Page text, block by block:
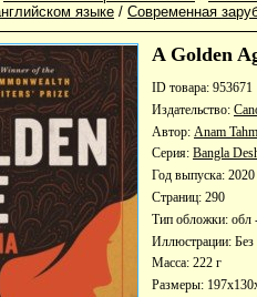
языке / Современная
A Golden
ID товара: 953671
Издательство:
Автор: Anam
Серия: Bangla
Год выпуска: 2020
Страниц: 290
Тип обложки: обл
Иллюстрации: Без
Масса: 222 г
Размеры: